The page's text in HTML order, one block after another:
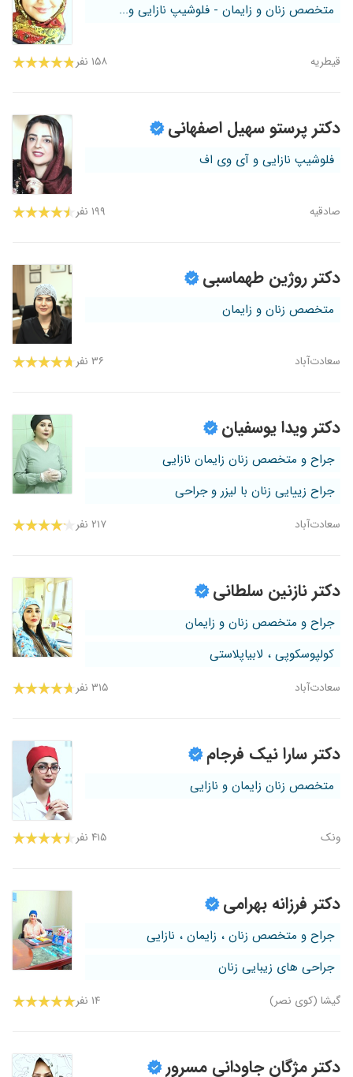
متخصص زنان و زایمان - فلوشیپ نازایی و...
قیطریه ۱۵۸ نفر
دکتر پرستو سهیل اصفهانی
فلوشیپ نازایی و آی وی اف
صادقیه ۱۹۹ نفر
دکتر روژین طهماسبی
متخصص زنان و زایمان
سعادت‌آباد ۳۶ نفر
دکتر ویدا یوسفیان
جراح و متخصص زنان زایمان نازایی
جراح زییایی زنان با لیزر و جراحی
سعادت‌آباد ۲۱۷ نفر
دکتر نازنین سلطانی
جراح و متخصص زنان و زایمان
کولپوسکوپی ، لابیاپلاستی
سعادت‌آباد ۳۱۵ نفر
دکتر سارا نیک فرجام
متخصص زنان زایمان و نازایی
ونک ۴۱۵ نفر
دکتر فرزانه بهرامی
جراح و متخصص زنان ، زایمان ، نازایی
جراحی های زیبایی زنان
گیشا (کوی نصر) ۱۴ نفر
دکتر مژگان جاودانی مسرور